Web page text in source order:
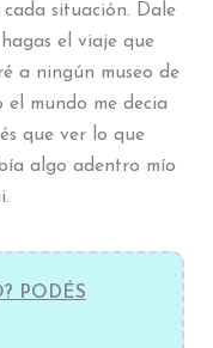
situación. Dale
el viaje que
a ningún museo de
mundo me decia
que ver lo que
algo adentro mío
PODÉS